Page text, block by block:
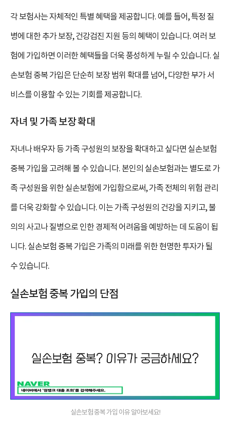
각 보험사는 자체적인 특별 혜택을 제공합니다. 예를 들어, 특정 질
병에 대한 추가 보장, 건강검진 지원 등의 혜택이 있습니다. 여러 보
험에 가입하면 이러한 혜택들을 더욱 풍성하게 누릴 수 있습니다. 실
손보험 중복 가입은 단순히 보장 범위 확대를 넘어, 다양한 부가 서
비스를 이용할 수 있는 기회를 제공합니다.
자녀 및 가족 보장 확대
자녀나 배우자 등 가족 구성원의 보장을 확대하고 싶다면 실손보험
중복 가입을 고려해 볼 수 있습니다. 본인의 실손보험과는 별도로 가
족 구성원을 위한 실손보험에 가입함으로써, 가족 전체의 위험 관리
를 더욱 강화할 수 있습니다. 이는 가족 구성원의 건강을 지키고, 불
의의 사고나 질병으로 인한 경제적 어려움을 예방하는 데 도움이 됩
니다. 실손보험 중복 가입은 가족의 미래를 위한 현명한 투자가 될
수 있습니다.
실손보험 중복 가입의 단점
실손보험 중복 가입 이유 알아보세요!